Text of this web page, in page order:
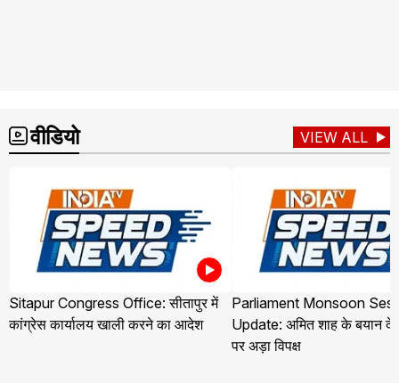
वीडियो VIEW ALL
Sitapur Congress Office: सीतापुर में
कांग्रेस कार्यालय खाली करने का आदेश
Parliament Monsoon
Update: अमित शाह के बयान
पर अड़ा विपक्ष